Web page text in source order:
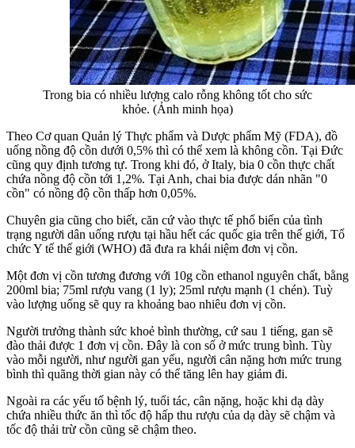
Trong bia có nhiều lượng calo rỗng không tốt cho sức
khỏe. (Ảnh minh họa)
Theo Cơ quan Quản lý Thực phẩm và Dược phẩm Mỹ (FDA), đồ
uống nồng độ cồn dưới 0,5% thì có thể xem là không cồn. Tại Đức
cũng quy định tương tự. Trong khi đó, ở Italy, bia 0 cồn thực chất
chứa nồng độ cồn tới 1,2%. Tại Anh, chai bia được dán nhãn "0
cồn" có nồng độ cồn thấp hơn 0,05%.
Chuyên gia cũng cho biết, căn cứ vào thực tế phổ biến của tình
trạng người dân uống rượu tại hầu hết các quốc gia trên thế giới, Tổ
chức Y tế thế giới (WHO) đã đưa ra khái niệm đơn vị cồn.
Một đơn vị cồn tương đương với 10g cồn ethanol nguyên chất, bằng
200ml bia; 75ml rượu vang (1 ly); 25ml rượu mạnh (1 chén). Tuỳ
vào lượng uống sẽ quy ra khoảng bao nhiêu đơn vị cồn.
Người trưởng thành sức khoẻ bình thường, cứ sau 1 tiếng, gan sẽ
đào thải được 1 đơn vị cồn. Đây là con số ở mức trung bình. Tùy
vào mỗi người, như người gan yếu, người cân nặng hơn mức trung
bình thì quãng thời gian này có thể tăng lên hay giảm đi.
Ngoài ra các yếu tố bệnh lý, tuổi tác, cân nặng, hoặc khi dạ dày
chứa nhiều thức ăn thì tốc độ hấp thu rượu của dạ dày sẽ chậm và
tốc độ thải trừ cồn cũng sẽ chậm theo.